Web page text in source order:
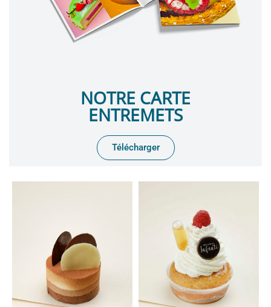
NOTRE CARTE
ENTREMETS
Télécharger